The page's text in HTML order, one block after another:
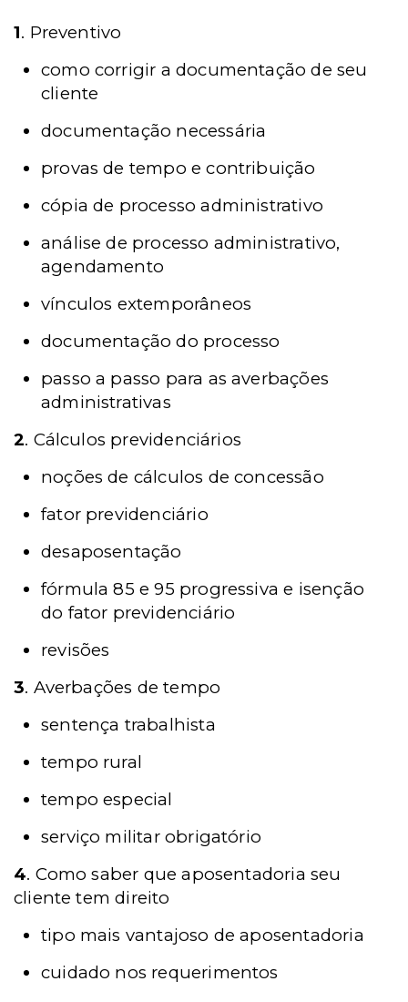
1. Preventivo
como corrigir a documentação de seu
cliente
documentação necessária
provas de tempo e contribuição
cópia de processo administrativo
análise de processo administrativo,
agendamento
vínculos extemporâneos
documentação do processo
passo a passo para as averbações
administrativas
2. Cálculos previdenciários
noções de cálculos de concessão
fator previdenciário
desaposentação
fórmula 85 e 95 progressiva e isenção
do fator previdenciário
revisões
3. Averbações de tempo
sentença trabalhista
tempo rural
tempo especial
serviço militar obrigatório
4. Como saber que aposentadoria seu
cliente tem direito
tipo mais vantajoso de aposentadoria
cuidado nos requerimentos